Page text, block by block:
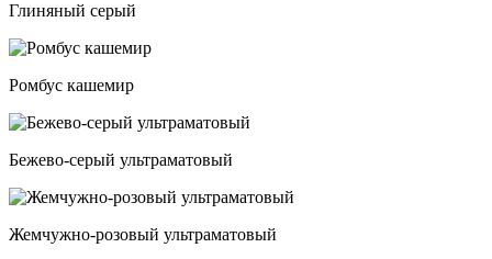
Глиняный серый
Ромбус кашемир
Бежево-серый ультраматовый
Жемчужно-розовый ультраматовый